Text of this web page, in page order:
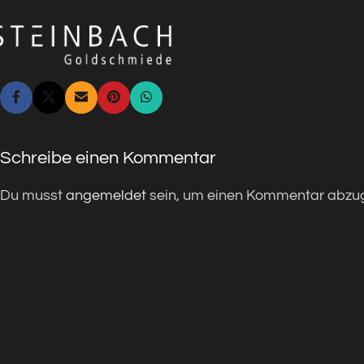
Schreibe einen Kommentar
Du musst angemeldet sein, um einen Kommentar